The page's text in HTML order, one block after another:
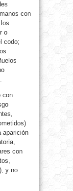
con
o
codo;
con
aparición
con
y no